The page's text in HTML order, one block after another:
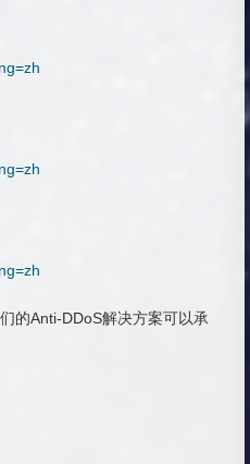
的Anti-DDoS解决方案可以承